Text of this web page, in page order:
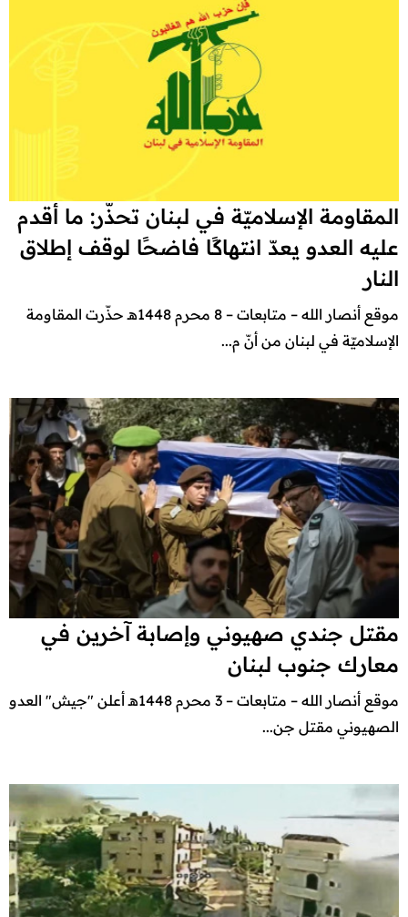
المقاومة الإسلاميّة في لبنان تحذّر: ما أقدم
عليه العدو يعدّ انتهاكًا فاضحًا لوقف إطلاق
النار
موقع أنصار الله – متابعات – 8 محرم 1448هـ حذّرت المقاومة
الإسلاميّة في لبنان من أنّ م...
مقتل جندي صهيوني وإصابة آخرين في
معارك جنوب لبنان
موقع أنصار الله – متابعات – 3 محرم 1448هـ أعلن "جيش" العدو
الصهيوني مقتل جن...